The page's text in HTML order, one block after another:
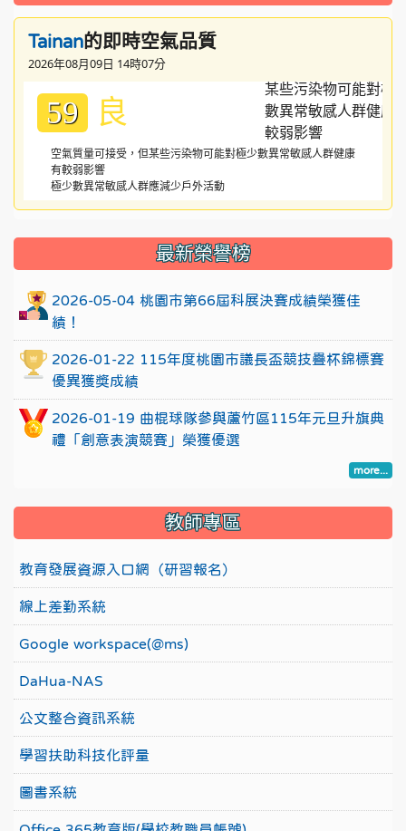
Tainan的即時空氣品質
2026年08月09日 14時07分
59 良
空氣質量可接受，但某些污染物可能對極少數異常敏感人群健康
有較弱影響
極少數異常敏感人群應減少戶外活動
::: 最新榮譽榜
2026-05-04 桃園市第66屆科展決賽成績榮獲佳
績！
2026-01-22 115年度桃園市議長盃競技疊杯錦標賽
優異獲獎成績
2026-01-19 曲棍球隊參與蘆竹區115年元旦升旗典
禮「創意表演競賽」榮獲優選
more...
教師專區
教育發展資源入口網（研習報名）
線上差勤系統
Google workspace(@ms)
DaHua-NAS
公文整合資訊系統
學習扶助科技化評量
圖書系統